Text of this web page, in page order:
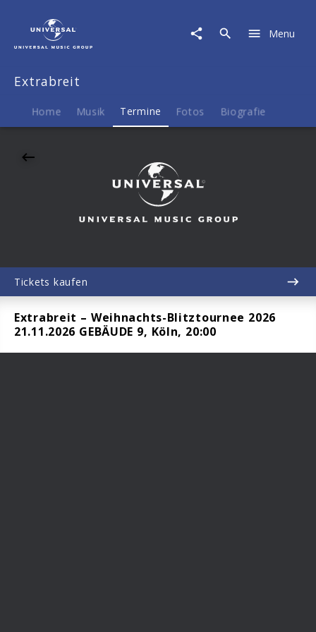
21.11.2026
GEBÄUDE
Köln,
Menu
Extrabreit
Home Musik Termine Fotos Biografie
Extrabreit – Weihnachts-Blitztournee 2026
21.11.2026 GEBÄUDE 9, Köln, 20:00
Tickets kaufen